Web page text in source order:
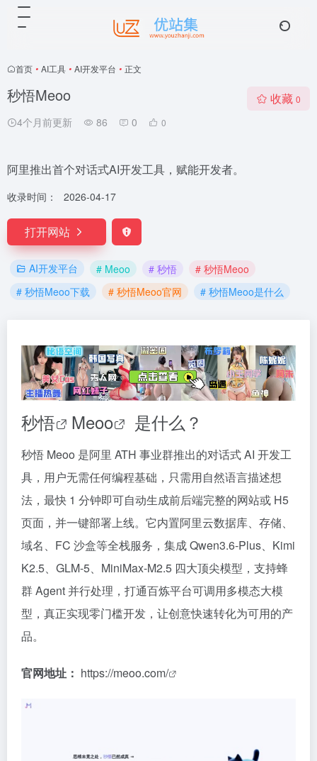
首页 • AI工具 • AI开发平台 • 正文
秒悟Meoo
4个月前更新 86 0 0
收藏 0
阿里推出首个对话式AI开发工具，赋能开发者。
收录时间： 2026-04-17
打开网站
AI开发平台 # Meoo # 秒悟
# 秒悟Meoo
# 秒悟Meoo下载
# 秒悟Meoo官网 # 秒悟Meoo是什么
秒悟 Meoo 是什么？
秒悟 Meoo 是阿里 ATH 事业群推出的对话式 AI 开发工
具，用户无需任何编程基础，只需用自然语言描述想
法，最快 1 分钟即可自动生成前后端完整的网站或 H5
页面，并一键部署上线。它内置阿里云数据库、存储、
域名、FC 沙盒等全栈服务，集成 Qwen3.6-Plus、Kimi
K2.5、GLM-5、MiniMax-M2.5 四大顶尖模型，支持蜂
群 Agent 并行处理，打通百炼平台可调用多模态大模
型，真正实现零门槛开发，让创意快速转化为可用的产
品。
官网地址： https://meoo.com/